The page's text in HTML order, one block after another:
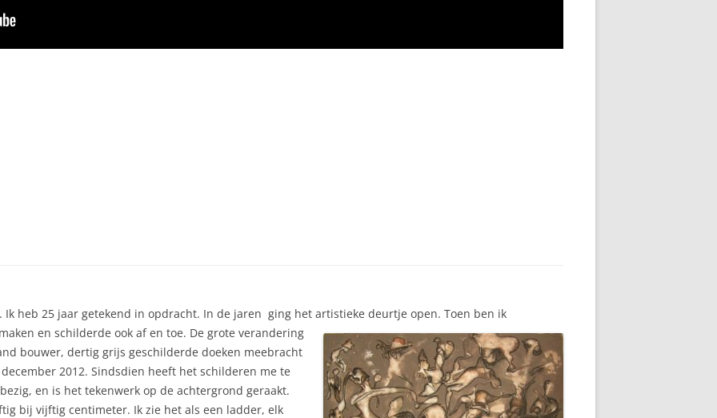
heb 25 jaar getekend in opdracht. In de jaren ging het artistieke deurtje open. Toen ben ik
en schilderde ook af en toe. De grote verandering
bouwer, dertig grijs geschilderde doeken meebracht
2012. Sindsdien heeft het schilderen me te
en is het tekenwerk op de achtergrond geraakt.
bij vijftig centimeter. Ik zie het als een ladder, elk